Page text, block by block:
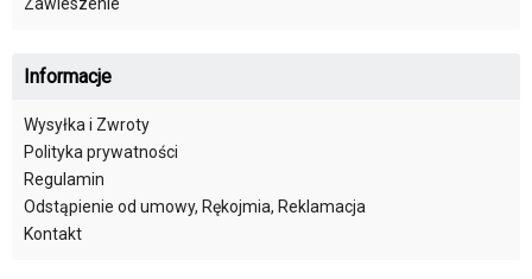
Informacje
Wysyłka i Zwroty
Polityka prywatności
Regulamin
Odstąpienie od umowy, Rękojmia, Reklamacja
Kontakt